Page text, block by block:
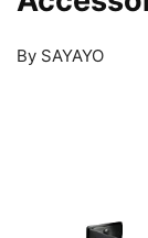
By SAYAYO